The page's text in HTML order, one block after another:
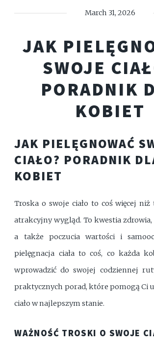
March 31, 2026
JAK
SWOJE
PORADNIK
KOBIET
JAK PIELĘGNOWAĆ
CIAŁO? PORADNIK
KOBIET
Troska o swoje ciało to coś więcej
atrakcyjny wygląd. To kwestia zdrowia,
a także poczucia wartości i
pielęgnacja ciała to coś, co każda
wprowadzić do swojej codziennej
praktycznych porad, które pomogą Ci
ciało w najlepszym stanie.
WAŻNOŚĆ TROSKI O SWOJE